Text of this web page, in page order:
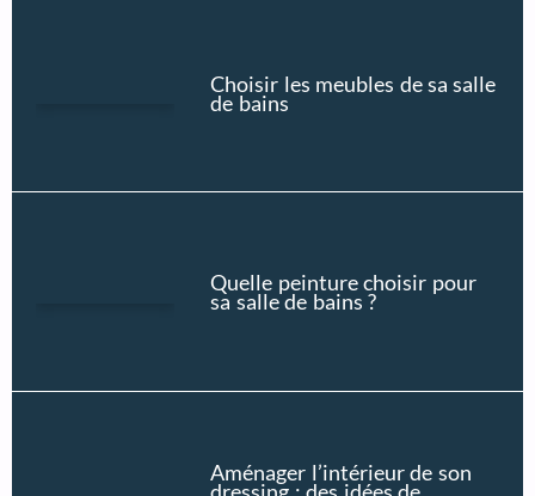
Choisir les meubles de sa salle
de bains
Quelle peinture choisir pour
sa salle de bains ?
Aménager l’intérieur de son